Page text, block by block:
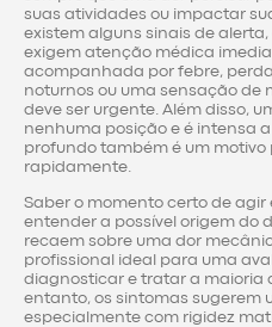
suas atividades ou impactar
existem alguns sinais de
exigem atenção médica
acompanhada por febre,
noturnos ou uma sensação de
deve ser urgente. Além disso,
nenhuma posição e é intensa
profundo também é um
rapidamente.
Saber o momento certo de
entender a possível origem do
recaem sobre uma dor
profissional ideal para uma
diagnosticar e tratar a maioria
entanto, os sintomas sugerem
especialmente com rigidez